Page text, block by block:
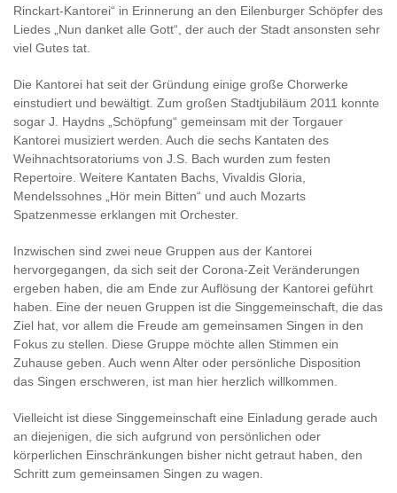
Rinckart-Kantorei“ in Erinnerung an den Eilenburger Schöpfer des
Liedes „Nun danket alle Gott“, der auch der Stadt ansonsten sehr
viel Gutes tat.
Die Kantorei hat seit der Gründung einige große Chorwerke
einstudiert und bewältigt. Zum großen Stadtjubiläum 2011 konnte
sogar J. Haydns „Schöpfung“ gemeinsam mit der Torgauer
Kantorei musiziert werden. Auch die sechs Kantaten des
Weihnachtsoratoriums von J.S. Bach wurden zum festen
Repertoire. Weitere Kantaten Bachs, Vivaldis Gloria,
Mendelssohnes „Hör mein Bitten“ und auch Mozarts
Spatzenmesse erklangen mit Orchester.
Inzwischen sind zwei neue Gruppen aus der Kantorei
hervorgegangen, da sich seit der Corona-Zeit Veränderungen
ergeben haben, die am Ende zur Auflösung der Kantorei geführt
haben. Eine der neuen Gruppen ist die Singgemeinschaft, die das
Ziel hat, vor allem die Freude am gemeinsamen Singen in den
Fokus zu stellen. Diese Gruppe möchte allen Stimmen ein
Zuhause geben. Auch wenn Alter oder persönliche Disposition
das Singen erschweren, ist man hier herzlich willkommen.
Vielleicht ist diese Singgemeinschaft eine Einladung gerade auch
an diejenigen, die sich aufgrund von persönlichen oder
körperlichen Einschränkungen bisher nicht getraut haben, den
Schritt zum gemeinsamen Singen zu wagen.